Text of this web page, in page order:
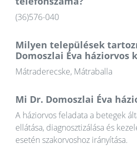
(36)576-040
Milyen települések
Domoszlai Éva háziorvos
Mátraderecske, Mátraballa
Mi Dr. Domoszlai Éva
A háziorvos feladata a betegek
ellátása, diagnosztizálása és
esetén szakorvoshoz irányítása.